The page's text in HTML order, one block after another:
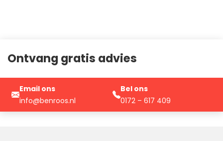
Ontvang gratis advies
Email ons
info@benroos.nl
Bel ons
0172 – 617 409